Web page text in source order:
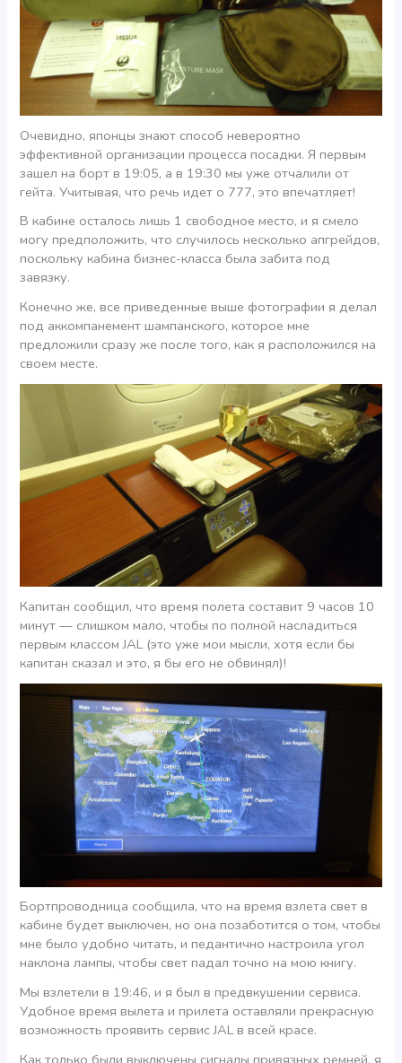
Очевидно, японцы знают способ невероятно
эффективной организации процесса посадки. Я первым
зашел на борт в 19:05, а в 19:30 мы уже отчалили от
гейта. Учитывая, что речь идет о 777, это впечатляет!
В кабине осталось лишь 1 свободное место, и я смело
могу предположить, что случилось несколько апгрейдов,
поскольку кабина бизнес-класса была забита под
завязку.
Конечно же, все приведенные выше фотографии я делал
под аккомпанемент шампанского, которое мне
предложили сразу же после того, как я расположился на
своем месте.
Капитан сообщил, что время полета составит 9 часов 10
минут — слишком мало, чтобы по полной насладиться
первым классом JAL (это уже мои мысли, хотя если бы
капитан сказал и это, я бы его не обвинял)!
Бортпроводница сообщила, что на время взлета свет в
кабине будет выключен, но она позаботится о том, чтобы
мне было удобно читать, и педантично настроила угол
наклона лампы, чтобы свет падал точно на мою книгу.
Мы взлетели в 19:46, и я был в предвкушении сервиса.
Удобное время вылета и прилета оставляли прекрасную
возможность проявить сервис JAL в всей красе.
Как только были выключены сигналы привязных ремней, я